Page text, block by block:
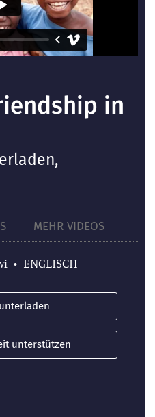
in
MEHR VIDEOS
• ENGLISCH
unterstützen